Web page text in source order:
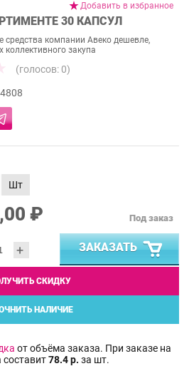
Добавить в избранное
30 КАПСУЛ
средства компании Авеко дешевле,
закупа
(голосов: 0)
Шт
₽
+
Под заказ
ЗАКАЗАТЬ
СКИДКУ
НАЛИЧИЕ
от объёма заказа. При заказе на
составит78.4 р. за шт.